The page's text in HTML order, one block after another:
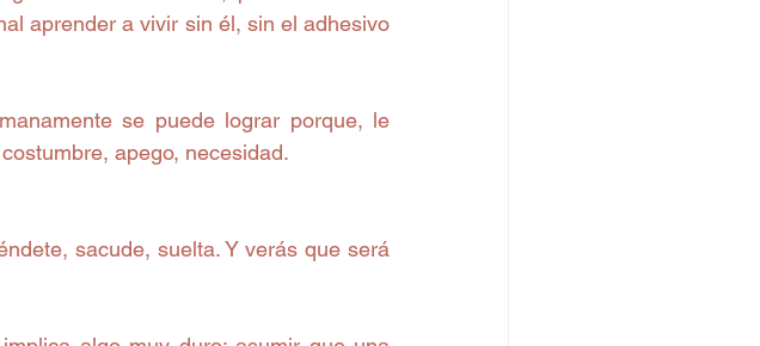
aprender a vivir sin él, sin el adhesivo
se puede lograr porque, le
apego, necesidad.
sacude, suelta. Y verás que será